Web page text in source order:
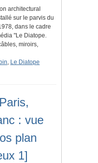
architectural
sur le parvis du
dans le cadre
"Le Diatope.
miroirs,
, Le Diatope
: vue
plan
1]